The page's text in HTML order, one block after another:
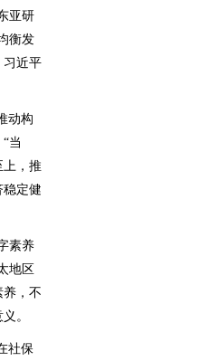
亚研
衡发
习近平
动构
当
上，推
稳定健
素养
地区
养，不
。
社保